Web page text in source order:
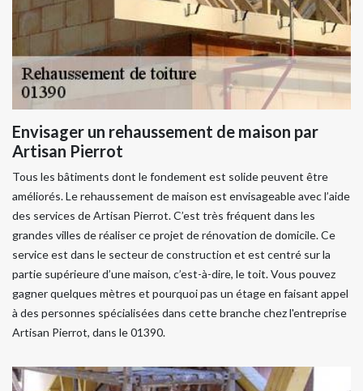
Envisager un rehaussement de maison par
Artisan Pierrot
Tous les bâtiments dont le fondement est solide peuvent être
améliorés. Le rehaussement de maison est envisageable avec l’aide
des services de Artisan Pierrot. C’est très fréquent dans les
grandes villes de réaliser ce projet de rénovation de domicile. Ce
service est dans le secteur de construction et est centré sur la
partie supérieure d’une maison, c’est-à-dire, le toit. Vous pouvez
gagner quelques mètres et pourquoi pas un étage en faisant appel
à des personnes spécialisées dans cette branche chez l'entreprise
Artisan Pierrot, dans le 01390.